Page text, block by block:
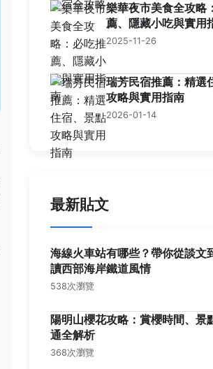
樂華夜市美食全攻略
薦、隱藏小吃與實用
2025-11-26
瑞芳民宿推薦：精選
攻略與實用指南
2026-01-14
最新貼文
海線火車站有哪些？帶你從談文
讀西部海岸鐵道風情
538次瀏覽
陽明山櫻花攻略：賞櫻時間、景
通全解析
368次瀏覽